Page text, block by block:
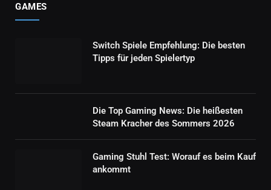
GAMES
Switch Spiele Empfehlung: Die besten
Tipps für jeden Spielertyp
Die Top Gaming News: Die heißesten
Steam Kracher des Sommers 2026
Gaming Stuhl Test: Worauf es beim Kauf
ankommt